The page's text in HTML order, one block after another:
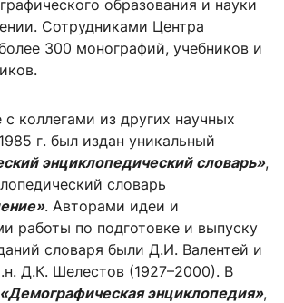
образования и науки
Сотрудниками Центра
300 монографий, учебников и
коллегами из других научных
г. был издан уникальный
энциклопедический словарь»,
словарь
. Авторами идеи и
работы по подготовке и выпуску
словаря были Д.И. Валентей и
Д.К. Шелестов (1927–2000). В
«Демографическая энциклопедия»,